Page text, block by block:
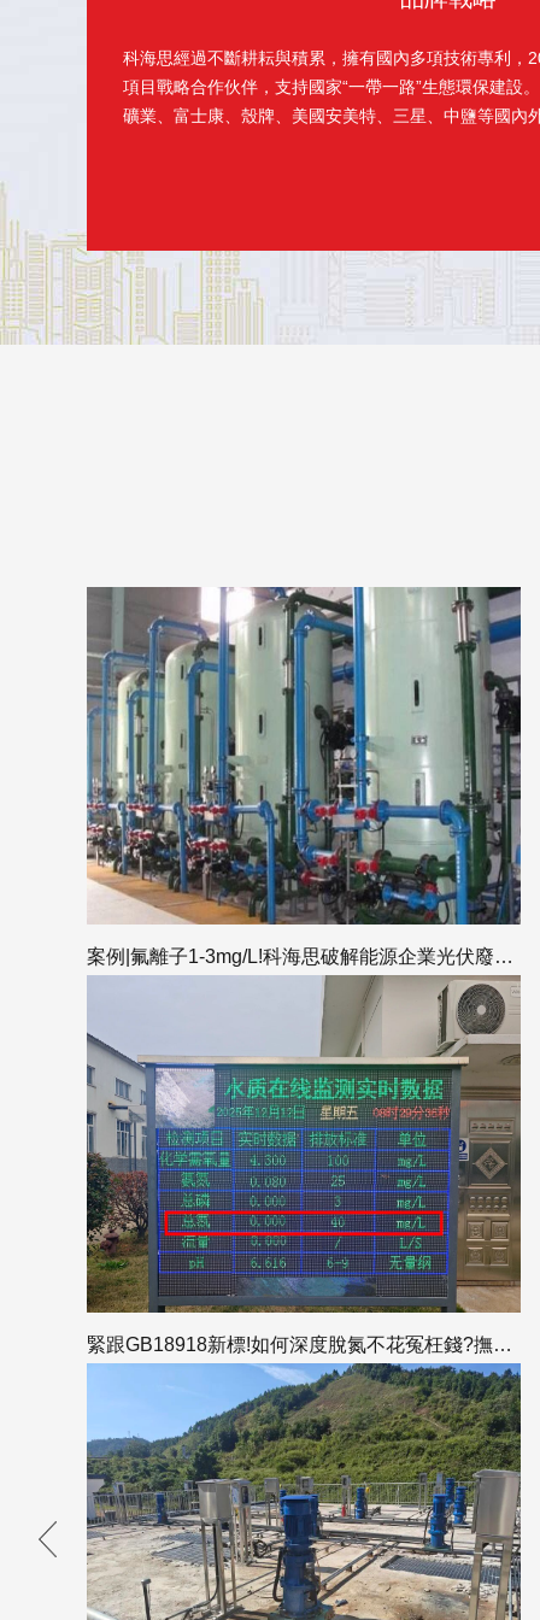
科海思經過不斷耕耘與積累，擁有國內多項技術專利，
項目戰略合作伙伴，支持國家“一帶一路”生態環保建設
礦業、富士康、殼牌、美國安美特、三星、中鹽等國內
案例|氟離子1-3mg/L!科海思破解能源企業光伏廢水“達標”與“護膜”雙重挑戰
緊跟GB18918新標!如何深度脫氮不花冤枉錢?撫州項目總氮出水為0的答案全解析